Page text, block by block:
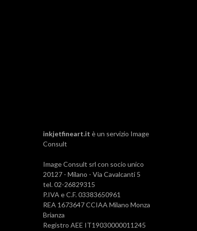
inkjetfineart.it è un servizio Image
Consult
Image Consult srl con socio unico
20127 - Milano - Via Cavalcanti 5
tel. 02-26829315
P.IVA e C.F. 03383650961
REA 1673647 CCIAA Milano Monza
Brianza
Registro AEE IT19030000011245